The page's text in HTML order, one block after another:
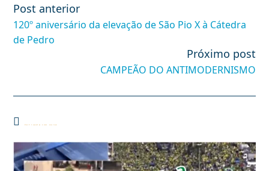
Leia
mais
artigos
Post anterior
120º aniversário da elevação de São Pio X à Cátedra
de Pedro
Próximo post
CAMPEÃO DO ANTIMODERNISMO
Você também pode gostar